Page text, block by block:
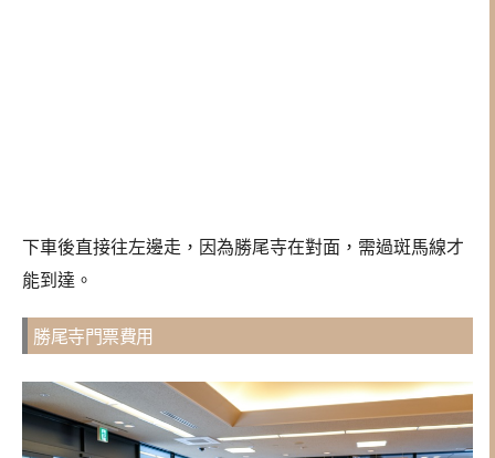
下車後直接往左邊走，因為勝尾寺在對面，需過斑馬線才
能到達。
勝尾寺門票費用